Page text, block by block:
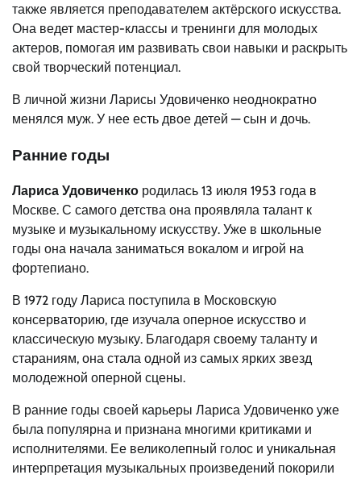
также является преподавателем актёрского искусства.
Она ведет мастер-классы и тренинги для молодых
актеров, помогая им развивать свои навыки и раскрыть
свой творческий потенциал.
В личной жизни Ларисы Удовиченко неоднократно
менялся муж. У нее есть двое детей — сын и дочь.
Ранние годы
Лариса Удовиченко родилась 13 июля 1953 года в
Москве. С самого детства она проявляла талант к
музыке и музыкальному искусству. Уже в школьные
годы она начала заниматься вокалом и игрой на
фортепиано.
В 1972 году Лариса поступила в Московскую
консерваторию, где изучала оперное искусство и
классическую музыку. Благодаря своему таланту и
стараниям, она стала одной из самых ярких звезд
молодежной оперной сцены.
В ранние годы своей карьеры Лариса Удовиченко уже
была популярна и признана многими критиками и
исполнителями. Ее великолепный голос и уникальная
интерпретация музыкальных произведений покорили